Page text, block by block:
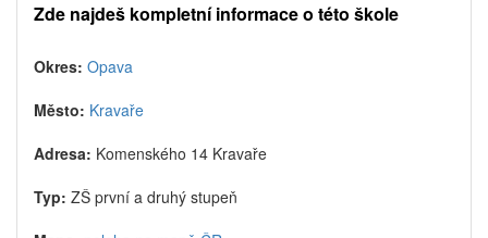
Zde najdeš kompletní informace o této škole
Okres: Opava
Město: Kravaře
Adresa: Komenského 14 Kravaře
Typ: ZŠ první a druhý stupeň